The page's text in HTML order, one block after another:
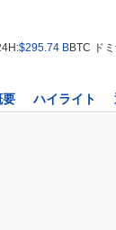
$295.74 BBTC ド
要 ハイライト